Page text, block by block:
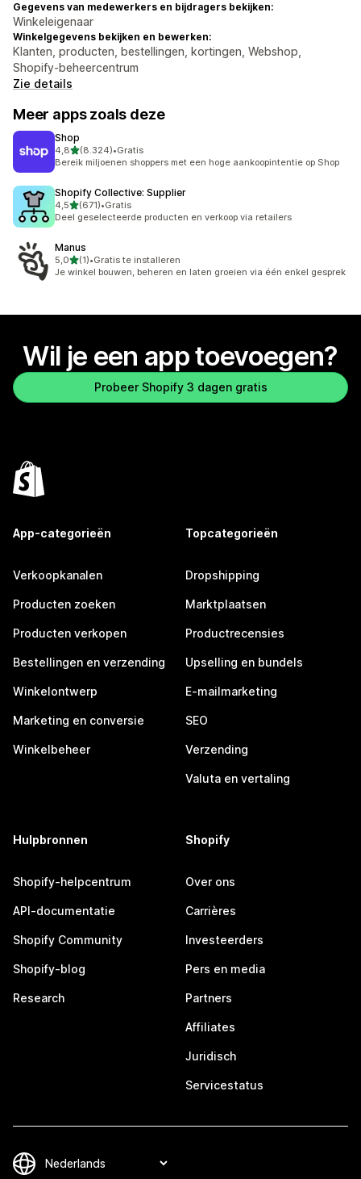
Gegevens van medewerkers en bijdragers bekijken:
Winkeleigenaar
Winkelgegevens bekijken en bewerken:
Klanten, producten, bestellingen, kortingen, Webshop,
Shopify-beheercentrum
Zie details
Meer apps zoals deze
Shop
4,8van 5 sterren
(8.324)
8324 recensies in totaal
•Gratis
Bereik miljoenen shoppers met een hoge aankoopintentie op Shop
Shopify Collective: Supplier
4,5van 5 sterren
(671)
671 recensies in totaal
•Gratis
Deel geselecteerde producten en verkoop via retailers
Manus
5,0van 5 sterren
(1)
1 recensies in totaal
•Gratis te installeren
Je winkel bouwen, beheren en laten groeien via één enkel gesprek
Wil je een app toevoegen?
Probeer Shopify 3 dagen gratis
App-categorieën
Verkoopkanalen
Producten zoeken
Producten verkopen
Bestellingen en verzending
Winkelontwerp
Marketing en conversie
Winkelbeheer
Topcategorieën
Dropshipping
Marktplaatsen
Productrecensies
Upselling en bundels
E-mailmarketing
SEO
Verzending
Valuta en vertaling
Hulpbronnen
Shopify-helpcentrum
API-documentatie
Shopify Community
Shopify-blog
Research
Shopify
Over ons
Carrières
Investeerders
Pers en media
Partners
Affiliates
Juridisch
Servicestatus